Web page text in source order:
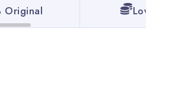
Original Lowest